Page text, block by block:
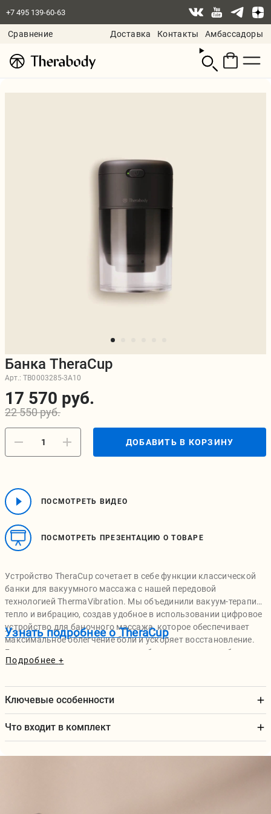
+7 495 139-60-63
Сравнение Доставка Контакты
Амбассадоры
Смотреть
корзину
Банка TheraCup
Арт.:TB0003285-3A10
17 570 руб.
22 550 руб.
ДОБАВИТЬ В КОРЗИНУ
ПОСМОТРЕТЬ ВИДЕО
ПОСМОТРЕТЬ ПРЕЗЕНТАЦИЮ О ТОВАРЕ
Устройство TheraCup сочетает в себе функции классической
банки для вакуумного массажа с нашей передовой
технологией ThermaVibration. Мы объединили вакуум-терапию,
тепло и вибрацию, создав удобное в использовании цифровое
устройство для баночного массажа, которое обеспечивает
максимальное облегчение боли и ускоряет восстановление.
Благодаря встроенным датчикам безопасности и удобным
элементам управления, TheraCup обеспечивает вакуумную
Узнать подробнее о TheraCup
Подробнее +
Ключевые особенности
Что входит в комплект